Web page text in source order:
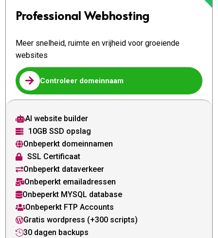
Professional Webhosting
Meer snelheid, ruimte en vrijheid voor groeiende
websites
 Controleer domeinnaam
AI website builder
 10GB SSD opslag
Onbeperkt domeinnamen
 SSL Certificaat
Onbeperkt dataverkeer
Onbeperkt emailadressen
Onbeperkt MYSQL database
Onbeperkt FTP Accounts
Gratis wordpress (+300 scripts)
30 dagen backups